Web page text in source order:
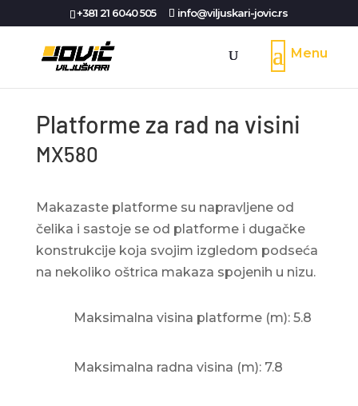
+381 21 6040 505 info@viljuskari-jovic.rs
Platforme za rad na visini
MX580
Makazaste platforme su napravljene od
čelika i sastoje se od platforme i dugačke
konstrukcije koja svojim izgledom podseća
na nekoliko oštrica makaza spojenih u nizu.
Maksimalna visina platforme (m): 5.8
Maksimalna radna visina (m): 7.8